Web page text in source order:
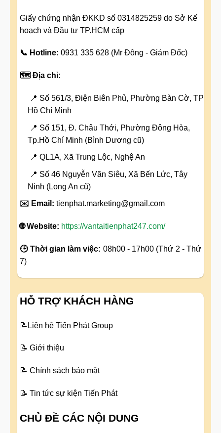
Giấy chứng nhận ĐKKD số 0314825259 do Sở Kế
hoạch và Đầu tư TP.HCM cấp
📞 Hotline: 0931 335 628 (Mr Đông - Giám Đốc)
🗺️ Địa chỉ:
📍 Số 561/3, Điện Biên Phủ, Phường Bàn Cờ, TP
Hồ Chí Minh
📍 Số 151, Đ. Châu Thới, Phường Đông Hòa,
Tp.Hồ Chí Minh (Bình Dương cũ)
📍 QL1A, Xã Trung Lộc, Nghệ An
📍 Số 46 Nguyễn Văn Siêu, Xã Bến Lức, Tây
Ninh (Long An cũ)
✉️ Email: tienphat.marketing@gmail.com
🌐 Website: https://vantaitienphat247.com/
🕒 Thời gian làm việc: 08h00 - 17h00 (Thứ 2 - Thứ
7)
HỖ TRỢ KHÁCH HÀNG
📝 Liên hệ Tiến Phát Group
📝 Giới thiệu
📝 Chính sách bảo mật
📝 Tin tức sự kiện Tiến Phát
CHỦ ĐỀ CÁC NỘI DUNG